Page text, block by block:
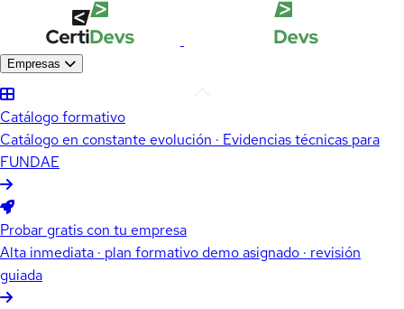
Empresas
Catálogo formativo
Catálogo en constante evolución · Evidencias técnicas para
FUNDAE
Probar gratis con tu empresa
Alta inmediata · plan formativo demo asignado · revisión
guiada